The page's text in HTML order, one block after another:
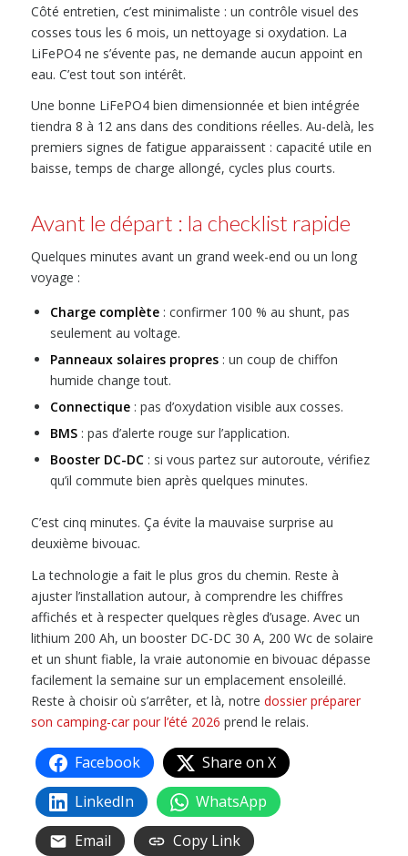
Côté entretien, c’est minimaliste : un contrôle visuel des
cosses tous les 6 mois, un nettoyage si oxydation. La
LiFePO4 ne s’évente pas, ne demande aucun appoint en
eau. C’est tout son intérêt.
Une bonne LiFePO4 bien dimensionnée et bien intégrée
tiendra 8 à 12 ans dans des conditions réelles. Au-delà, les
premiers signes de fatigue apparaissent : capacité utile en
baisse, temps de charge allongé, cycles plus courts.
Avant le départ : la checklist rapide
Quelques minutes avant un grand week-end ou un long
voyage :
Charge complète: confirmer 100 % au shunt, pas
seulement au voltage.
Panneaux solaires propres: un coup de chiffon
humide change tout.
Connectique: pas d’oxydation visible aux cosses.
BMS: pas d’alerte rouge sur l’application.
Booster DC-DC: si vous partez sur autoroute, vérifiez
qu’il commute bien après quelques minutes.
C’est cinq minutes. Ça évite la mauvaise surprise au
deuxième bivouac.
La technologie a fait le plus gros du chemin. Reste à
ajuster l’installation autour, à comprendre les chiffres
affichés et à respecter quelques règles d’usage. Avec un
lithium 200 Ah, un booster DC-DC 30 A, 200 Wc de solaire
et un shunt fiable, la vraie autonomie en bivouac dépasse
facilement la semaine sur un emplacement ensoleillé.
Reste à choisir où s’arrêter, et là, notre dossier préparer
son camping-car pour l’été 2026 prend le relais.
Facebook
Share on X
LinkedIn
WhatsApp
Email
Copy Link